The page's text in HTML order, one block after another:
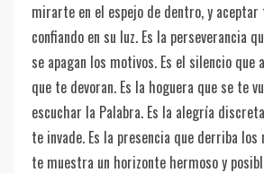
mirarte en el espejo de dentro, y aceptar
confiando en su luz. Es la perseverancia
se apagan los motivos. Es el silencio que
que te devoran. Es la hoguera que se te
escuchar la Palabra. Es la alegría
te invade. Es la presencia que derriba
te muestra un horizonte hermoso y